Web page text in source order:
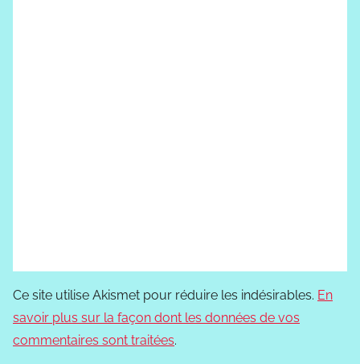
Ce site utilise Akismet pour réduire les indésirables. En
savoir plus sur la façon dont les données de vos
commentaires sont traitées.